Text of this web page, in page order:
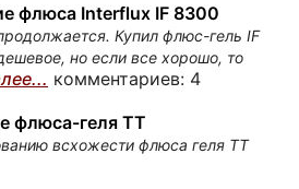
флюса Interflux IF 8300
Купил флюс-гель IF
но если все хорошо, то
комментариев: 4
флюса-геля ТТ
всхожести флюса геля ТТ